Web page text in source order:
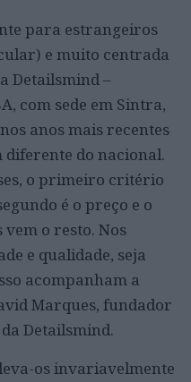
para estrangeiros
e muito centrada
Detailsmind –
com sede em Sintra,
anos mais recentes
diferente do nacional.
o primeiro critério
é o preço e o
o resto. Nos
e qualidade, seja
acompanham a
Marques, fundador
Detailsmind.
os invariavelmente